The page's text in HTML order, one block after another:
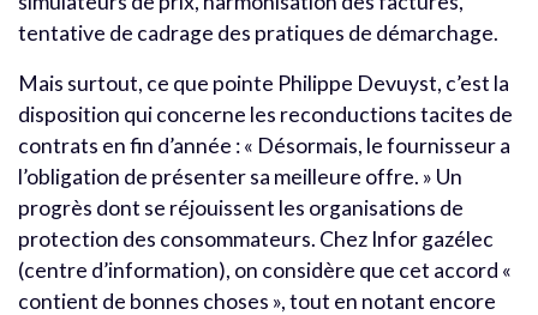
tentative de cadrage des pratiques de démarchage.
Mais surtout, ce que pointe Philippe Devuyst, c’est la
disposition qui concerne les reconductions tacites de
contrats en fin d’année : « Désormais, le fournisseur a
l’obligation de présenter sa meilleure offre. » Un
progrès dont se réjouissent les organisations de
protection des consommateurs. Chez Infor gazélec
(centre d’information), on considère que cet accord «
contient de bonnes choses », tout en notant encore